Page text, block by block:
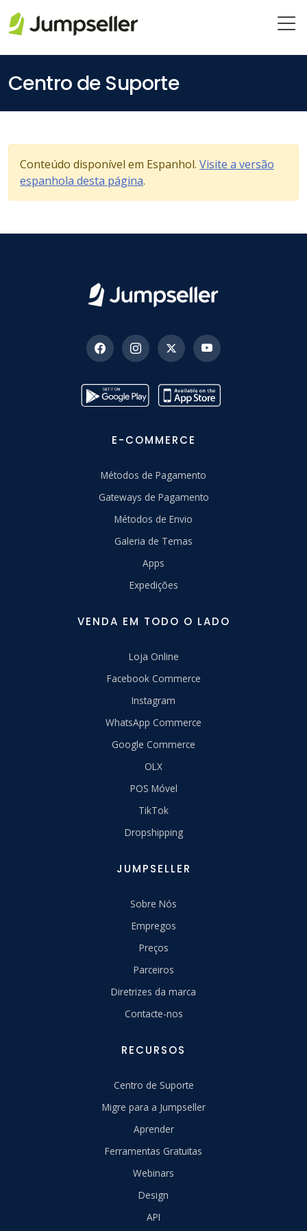
Centro de Suporte
Conteúdo disponível em Espanhol. Visite a versão
espanhola desta página.
E-COMMERCE
Métodos de Pagamento
Gateways de Pagamento
Métodos de Envio
Galeria de Temas
Apps
Expedições
VENDA EM TODO O LADO
Loja Online
Facebook Commerce
Instagram
WhatsApp Commerce
Google Commerce
OLX
POS Móvel
TikTok
Dropshipping
JUMPSELLER
Sobre Nós
Empregos
Preços
Parceiros
Diretrizes da marca
Contacte-nos
RECURSOS
Centro de Suporte
Migre para a Jumpseller
Aprender
Ferramentas Gratuitas
Webinars
Design
API